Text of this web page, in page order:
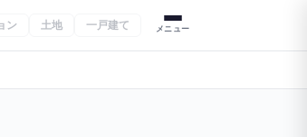
ン 土地 一戸建て メニュー